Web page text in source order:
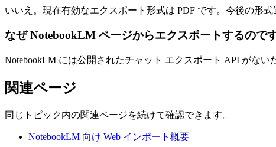
いいえ。現在有効なエクスポート形式は PDF です。今後の形
なぜ NotebookLM ページからエクスポートするので
NotebookLM には公開されたチャット エクスポート API がな
関連ページ
同じトピック内の関連ページを続けて確認できます。
NotebookLM 向け Web インポート概要